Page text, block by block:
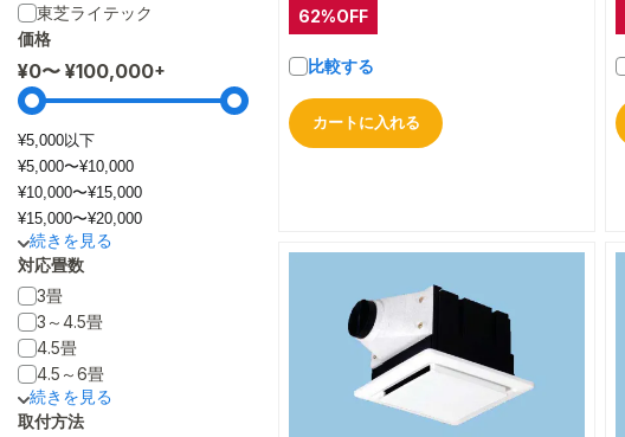
東芝ライテック
価格
¥0〜 ¥100,000
¥5,000以下
¥5,000〜¥10,000
¥10,000〜¥15,000
¥15,000〜¥20,000
対応畳数
3畳
3～4.5畳
4.5畳
4.5～6畳
取付方法
62%OFF
比較する
カートに入れる